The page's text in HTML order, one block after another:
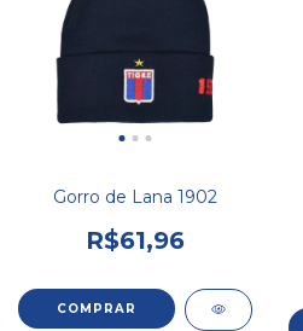
Gorro de Lana 1902
R$61,96